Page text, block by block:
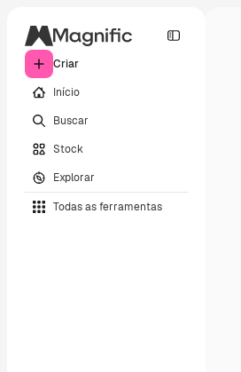
Criar
Início
Buscar
Stock
Explorar
Todas as ferramentas